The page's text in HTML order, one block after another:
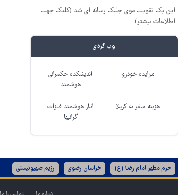
این پک تقویت موی جلبک رسانه ای شد (کلیک جهت
اطلاعات بیشتر)
وب گردی
مزایده خودرو
اندیشکده حکمرانی
هوشمند
هزینه سفر به کربلا
انبار هوشمند فلزات
گرانبها
حرم مطهر امام رضا (ع) خراسان رضوی رژیم صهیونیستی